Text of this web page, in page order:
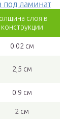
под ламинат
слоя в
конструкции
0.02 см
2,5 см
0.9 см
2 см